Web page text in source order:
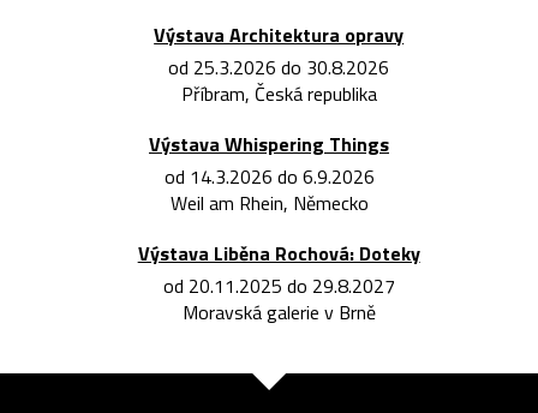
Výstava Architektura opravy
od 25.3.2026 do 30.8.2026
Příbram, Česká republika
Výstava Whispering Things
od 14.3.2026 do 6.9.2026
Weil am Rhein, Německo
Výstava Liběna Rochová: Doteky
od 20.11.2025 do 29.8.2027
Moravská galerie v Brně